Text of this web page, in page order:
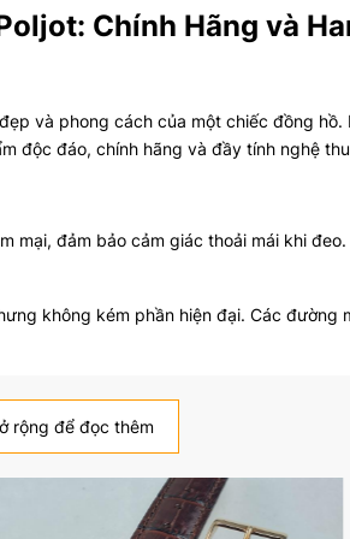
Chính Hãng và
và phong cách của một chiếc đồng
độc đáo, chính hãng và đầy tính nghệ
mại, đảm bảo cảm giác thoải mái khi
không kém phần hiện đại. Các
xò.
tay mà còn là một phần quan trọng
rộng để đọc thêm